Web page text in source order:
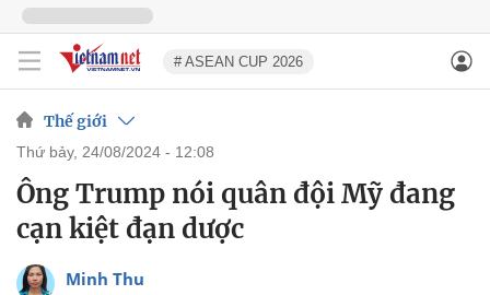
# ASEAN CUP 2026
Thế giới
thứ bảy, 24/08/2024 - 12:08
Ông Trump nói quân đội Mỹ đang
cạn kiệt đạn dược
Minh Thu